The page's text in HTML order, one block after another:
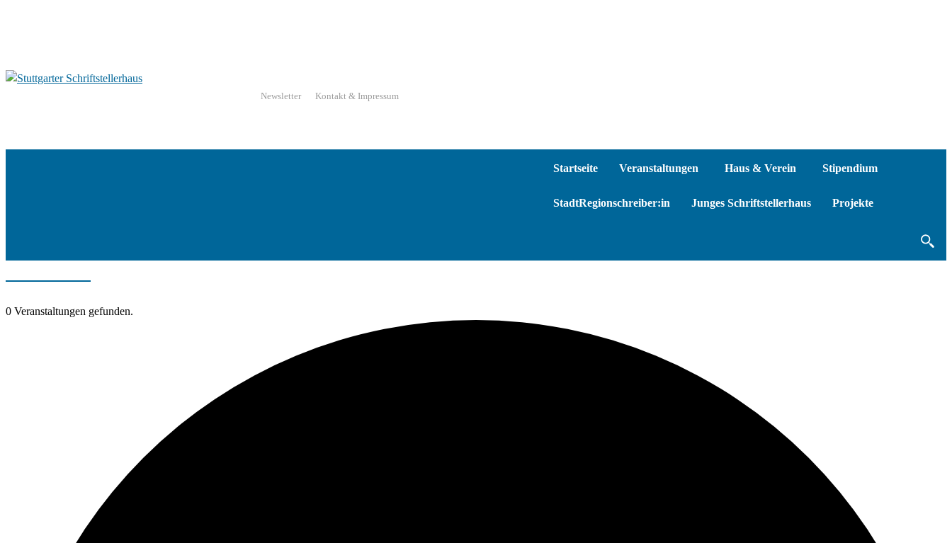
Newsletter Kontakt & Impressum
Startseite Veranstaltungen Haus & Verein Stipendium
StadtRegionschreiber:in Junges Schriftstellerhaus Projekte
0 Veranstaltungen gefunden.